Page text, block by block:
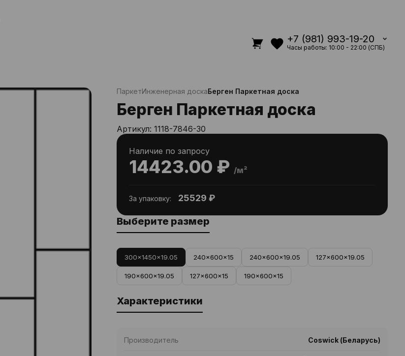
+7 (981) 993-19-20
Часы работы: 10:00 - 22:00 (СПБ)
ПаркетИнженерная доскаБерген Паркетная доска
Берген Паркетная доска
Артикул:1118-7846-30
14423.00 ₽ /м²
Наличие по запросу
За упаковку: 25529 ₽
Выберите размер
300x1450x19.05 240x600x15 240x600x19.05 127x600x19.05
190x600x19.05 127x600x15 190x600x15
Характеристики
Производитель Coswick (Беларусь)